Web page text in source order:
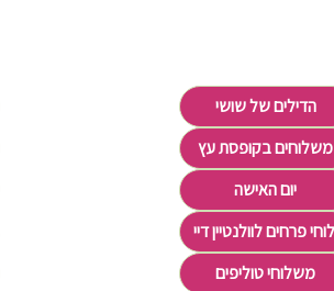
הדילים של שושי
משלוחים בקופסת עץ
יום האישה
משלוחי טוליפים